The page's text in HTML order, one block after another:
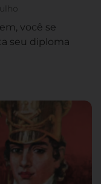
você se
seu diploma